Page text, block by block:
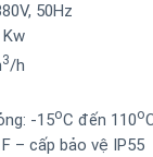
50Hz
3/h
-15oC đến 110o
– cấp bảo vệ IP55